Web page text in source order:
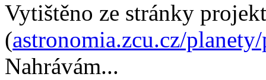
Vytištěno ze stránky
(astronomia.zcu.cz/
Nahrávám...